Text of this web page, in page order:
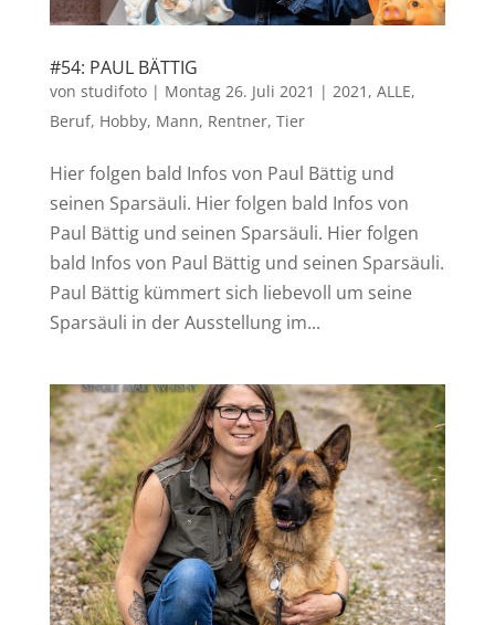
#54: PAUL BÄTTIG
von studifoto| Montag 26. Juli 2021 | 2021 , ALLE,
Beruf, Hobby, Mann, Rentner, Tier
Hier folgen bald Infos von Paul Bättig und
seinen Sparsäuli. Hier folgen bald Infos von
Paul Bättig und seinen Sparsäuli. Hier folgen
bald Infos von Paul Bättig und seinen Sparsäuli.
Paul Bättig kümmert sich liebevoll um seine
Sparsäuli in der Ausstellung im...